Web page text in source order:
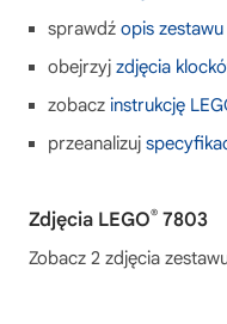
sprawdź opis
obejrzyj zdjęcia
zobacz instrukcję
przeanalizuj
Zdjęcia LEGO® 7803
Zobacz 2 zdjęcia